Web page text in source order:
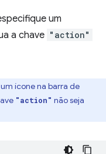
um
a chave "action"
ícone na barra de
"action" não seja